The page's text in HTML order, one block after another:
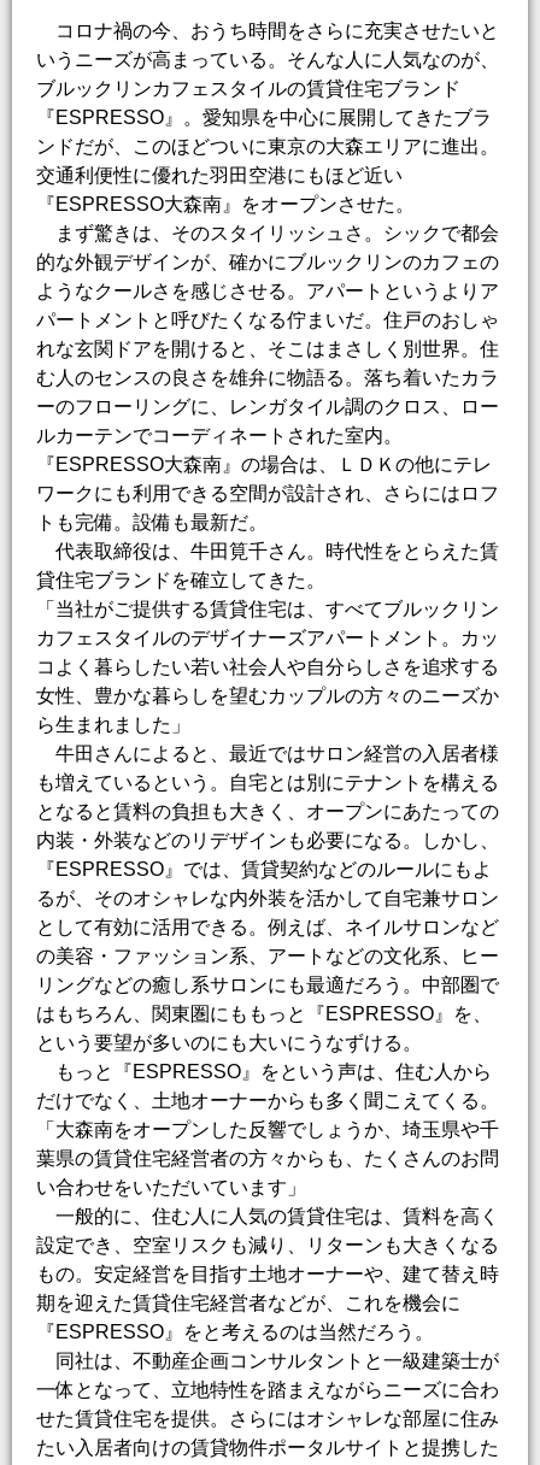
コロナ禍の今、おうち時間をさらに充実させたいと
いうニーズが高まっている。そんな人に人気なのが、
ブルックリンカフェスタイルの賃貸住宅ブランド
『ESPRESSO』。愛知県を中心に展開してきたブラ
ンドだが、このほどついに東京の大森エリアに進出。
交通利便性に優れた羽田空港にもほど近い
『ESPRESSO大森南』をオープンさせた。
まず驚きは、そのスタイリッシュさ。シックで都会
的な外観デザインが、確かにブルックリンのカフェの
ようなクールさを感じさせる。アパートというよりア
パートメントと呼びたくなる佇まいだ。住戸のおしゃ
れな玄関ドアを開けると、そこはまさしく別世界。住
む人のセンスの良さを雄弁に物語る。落ち着いたカラ
ーのフローリングに、レンガタイル調のクロス、ロー
ルカーテンでコーディネートされた室内。
『ESPRESSO大森南』の場合は、ＬＤＫの他にテレ
ワークにも利用できる空間が設計され、さらにはロフ
トも完備。設備も最新だ。
代表取締役は、牛田筧千さん。時代性をとらえた賃
貸住宅ブランドを確立してきた。
「当社がご提供する賃貸住宅は、すべてブルックリン
カフェスタイルのデザイナーズアパートメント。カッ
コよく暮らしたい若い社会人や自分らしさを追求する
女性、豊かな暮らしを望むカップルの方々のニーズか
ら生まれました」
牛田さんによると、最近ではサロン経営の入居者様
も増えているという。自宅とは別にテナントを構える
となると賃料の負担も大きく、オープンにあたっての
内装・外装などのリデザインも必要になる。しかし、
『ESPRESSO』では、賃貸契約などのルールにもよ
るが、そのオシャレな内外装を活かして自宅兼サロン
として有効に活用できる。例えば、ネイルサロンなど
の美容・ファッション系、アートなどの文化系、ヒー
リングなどの癒し系サロンにも最適だろう。中部圏で
はもちろん、関東圏にももっと『ESPRESSO』を、
という要望が多いのにも大いにうなずける。
もっと『ESPRESSO』をという声は、住む人から
だけでなく、土地オーナーからも多く聞こえてくる。
「大森南をオープンした反響でしょうか、埼玉県や千
葉県の賃貸住宅経営者の方々からも、たくさんのお問
い合わせをいただいています」
一般的に、住む人に人気の賃貸住宅は、賃料を高く
設定でき、空室リスクも減り、リターンも大きくなる
もの。安定経営を目指す土地オーナーや、建て替え時
期を迎えた賃貸住宅経営者などが、これを機会に
『ESPRESSO』をと考えるのは当然だろう。
同社は、不動産企画コンサルタントと一級建築士が
一体となって、立地特性を踏まえながらニーズに合わ
せた賃貸住宅を提供。さらにはオシャレな部屋に住み
たい入居者向けの賃貸物件ポータルサイトと提携した